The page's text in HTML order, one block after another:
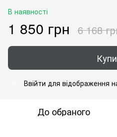
В наявності
1 850 грн 6 168
Ввійти для відображення
До обраного